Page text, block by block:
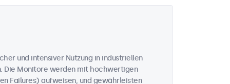
und intensiver Nutzung in industriellen
Die Monitore werden mit hochwertigen
Failures) aufweisen, und gewährleisten